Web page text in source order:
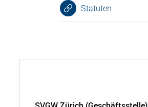
Statuten